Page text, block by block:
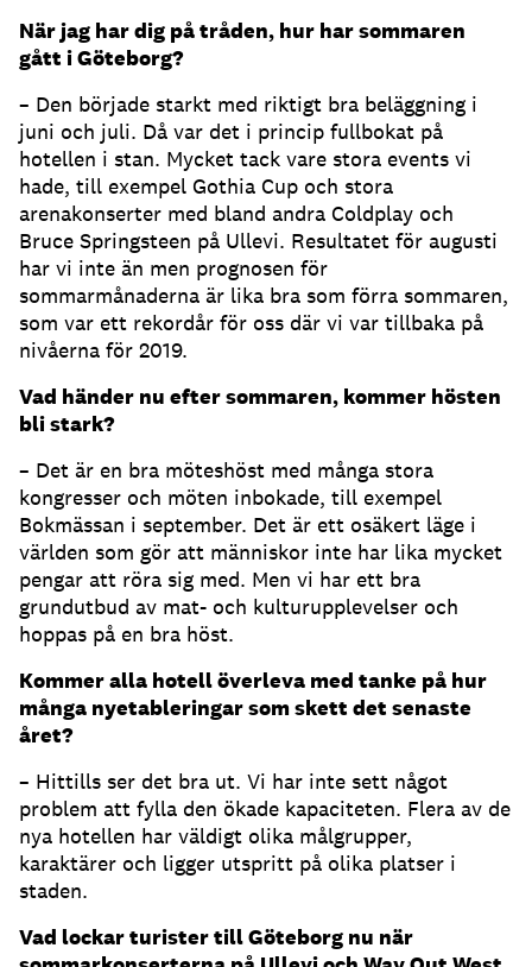
När jag har dig på tråden, hur har sommaren
gått i Göteborg?
– Den började starkt med riktigt bra beläggning i
juni och juli. Då var det i princip fullbokat på
hotellen i stan. Mycket tack vare stora events vi
hade, till exempel Gothia Cup och stora
arenakonserter med bland andra Coldplay och
Bruce Springsteen på Ullevi. Resultatet för augusti
har vi inte än men prognosen för
sommarmånaderna är lika bra som förra sommaren,
som var ett rekordår för oss där vi var tillbaka på
nivåerna för 2019.
Vad händer nu efter sommaren, kommer hösten
bli stark?
– Det är en bra möteshöst med många stora
kongresser och möten inbokade, till exempel
Bokmässan i september. Det är ett osäkert läge i
världen som gör att människor inte har lika mycket
pengar att röra sig med. Men vi har ett bra
grundutbud av mat- och kulturupplevelser och
hoppas på en bra höst.
Kommer alla hotell överleva med tanke på hur
många nyetableringar som skett det senaste
året?
– Hittills ser det bra ut. Vi har inte sett något
problem att fylla den ökade kapaciteten. Flera av de
nya hotellen har väldigt olika målgrupper,
karaktärer och ligger utspritt på olika platser i
staden.
Vad lockar turister till Göteborg nu när